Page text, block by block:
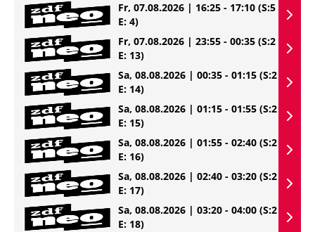
Fr, 07.08.2026 | 16:25 - 17:10 (S:5
E: 4)
Fr, 07.08.2026 | 23:55 - 00:35 (S:2
E: 13)
Sa, 08.08.2026 | 00:35 - 01:15 (S:2
E: 14)
Sa, 08.08.2026 | 01:15 - 01:55 (S:2
E: 15)
Sa, 08.08.2026 | 01:55 - 02:40 (S:2
E: 16)
Sa, 08.08.2026 | 02:40 - 03:20 (S:2
E: 17)
Sa, 08.08.2026 | 03:20 - 04:00 (S:2
E: 18)